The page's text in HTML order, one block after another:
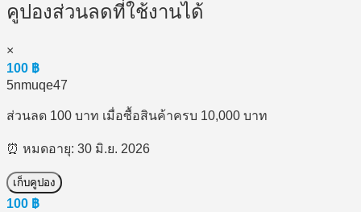
คูปองส่วนลดที่ใช้งานได้
×
100 ฿
5nmuqe47
ส่วนลด 100 บาท เมื่อซื้อสินค้าครบ 10,000 บาท
⏰ หมดอายุ: 30 มิ.ย. 2026
เก็บคูปอง
100 ฿